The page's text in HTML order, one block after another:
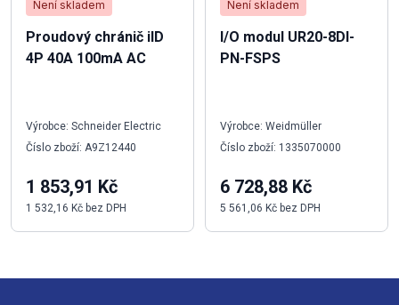
Není skladem
Proudový chránič iID
4P 40A 100mA AC
Výrobce: Schneider Electric
Číslo zboží: A9Z12440
1 853,91 Kč
1 532,16 Kč bez DPH
Není skladem
I/O modul UR20-8DI-
PN-FSPS
Výrobce: Weidmüller
Číslo zboží: 1335070000
6 728,88 Kč
5 561,06 Kč bez DPH